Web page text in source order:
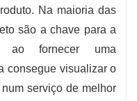
Na maioria das
são a chave para a
ao fornecer uma
consegue visualizar o
serviço de melhor